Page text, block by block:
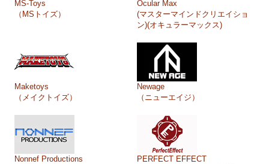
MS-Toys
（MSトイズ）
Ocular Max
(マスターマインドクリエイショ
ン)(オキュラーマックス)
Maketoys
（メイクトイズ）
Newage
（ニューエイジ）
Nonnef Productions
PERFECT EFFECT